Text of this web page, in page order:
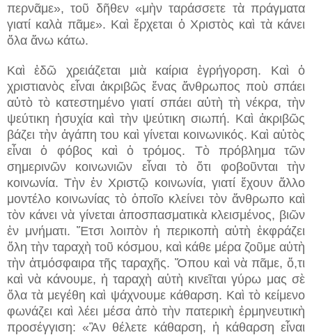
περνᾶμε», τοῦ δῆθεν «μὴν ταράσσετε τὰ πράγματα
γιατί καλὰ πᾶμε». Καὶ ἔρχεται ὁ Χριστὸς καὶ τὰ κάνει
ὅλα ἄνω κάτω.
Καὶ ἐδῶ χρειάζεται μιὰ καίρια ἐγρήγορση. Καὶ ὁ
χριστιανὸς εἶναι ἀκριβῶς ἕνας ἄνθρωπος ποὺ σπάει
αὐτὸ τὸ κατεστημένο γιατί σπάει αὐτὴ τὴ νέκρα, τὴν
ψεύτικη ἡσυχία καὶ τὴν ψεύτικη σιωπή. Καὶ ἀκριβῶς
βάζει τὴν ἀγάπη του καὶ γίνεται κοινωνικός. Καὶ αὐτὸς
εἶναι ὁ φόβος καὶ ὁ τρόμος. Τὸ πρόβλημα τῶν
σημερινῶν κοινωνιῶν εἶναι τὸ ὅτι φοβοῦνται τὴν
κοινωνία. Τὴν ἐν Χριστῷ κοινωνία, γιατί ἔχουν ἄλλο
μοντέλο κοινωνίας τὸ ὁποῖο κλείνει τὸν ἄνθρωπο καὶ
τὸν κάνει νὰ γίνεται ἀποσπασματικὰ κλεισμένος, βιῶν
ἐν μνήματι. Ἔτσι λοιπὸν ἡ περικοπὴ αὐτὴ ἐκφράζει
ὅλη τὴν ταραχὴ τοῦ κόσμου, καὶ κάθε μέρα ζοῦμε αὐτὴ
τὴν ἀτμόσφαιρα τῆς ταραχῆς. Ὅπου καὶ νὰ πᾶμε, ὅ,τι
καὶ νὰ κάνουμε, ἡ ταραχὴ αὐτὴ κινεῖται γύρω μας σὲ
ὅλα τὰ μεγέθη καὶ ψάχνουμε κάθαρση. Καὶ τὸ κείμενο
φωνάζει καὶ λέει μέσα ἀπὸ τὴν πατερικὴ ἑρμηνευτικὴ
προσέγγιση: «Ἂν θέλετε κάθαρση, ἡ κάθαρση εἶναι